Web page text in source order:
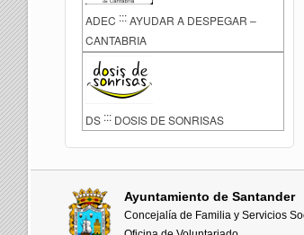
ADEC ::: AYUDAR A DESPEGAR –
CANTABRIA
DS ::: DOSIS DE SONRISAS
Ayuntamiento de Santander
Concejalía de Familia y Servicios